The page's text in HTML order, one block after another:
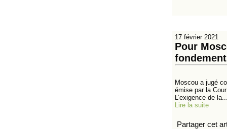
17 février 2021
Pour
Moscou a jugé
émise par la
L’exigence de
Lire la suite
Partager cet